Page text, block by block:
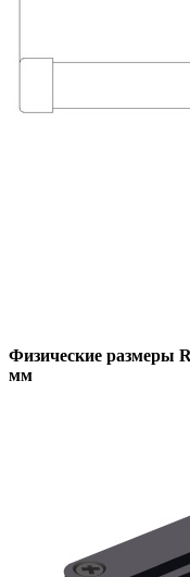
Физические размеры
мм